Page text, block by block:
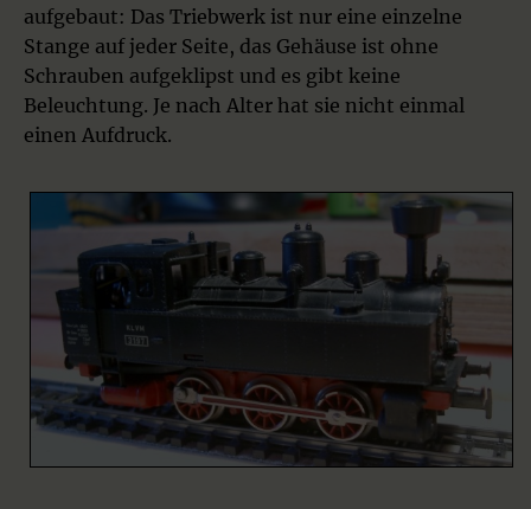
aufgebaut: Das Triebwerk ist nur eine einzelne
Stange auf jeder Seite, das Gehäuse ist ohne
Schrauben aufgeklipst und es gibt keine
Beleuchtung. Je nach Alter hat sie nicht einmal
einen Aufdruck.